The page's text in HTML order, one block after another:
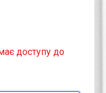
доступу до